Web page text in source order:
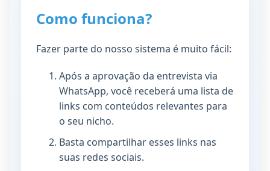
Como funciona?
Fazer parte do nosso sistema é muito fácil:
Após a aprovação da entrevista via
WhatsApp, você receberá uma lista de
links com conteúdos relevantes para
o seu nicho.
Basta compartilhar esses links nas
suas redes sociais.